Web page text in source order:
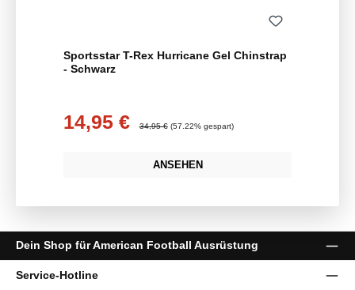
Sportsstar T-Rex Hurricane Gel Chinstrap
- Schwarz
Verkaufspreis:
14,95 € Regulärer Preis:
34,95 € (57.22% gespart)
ANSEHEN
Dein Shop für American Football Ausrüstung
Service-Hotline